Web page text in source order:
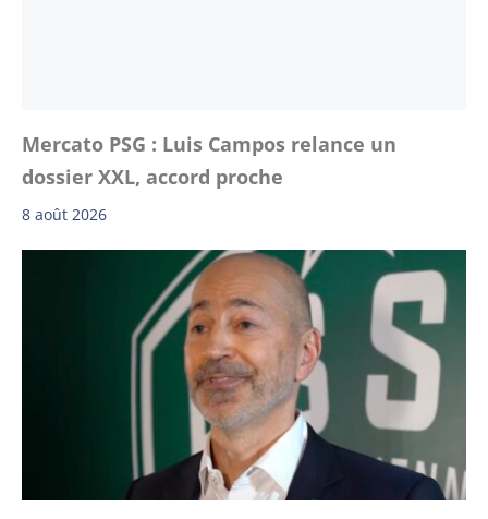
Mercato PSG : Luis Campos relance un
dossier XXL, accord proche
8 août 2026